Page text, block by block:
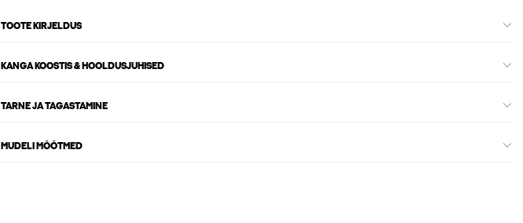
TOOTE KIRJELDUS
KANGA KOOSTIS & HOOLDUSJUHISED
TARNE JA TAGASTAMINE
MUDELI MÕÕTMED